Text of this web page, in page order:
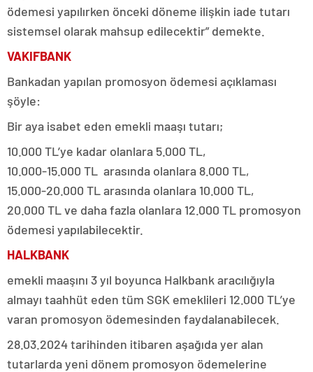
ödemesi yapılırken önceki döneme ilişkin iade tutarı
sistemsel olarak mahsup edilecektir” demekte.
VAKIFBANK
Bankadan yapılan promosyon ödemesi açıklaması
şöyle:
Bir aya isabet eden emekli maaşı tutarı;
10.000 TL’ye kadar olanlara 5.000 TL,
10.000-15.000 TL arasında olanlara 8.000 TL,
15.000-20.000 TL arasında olanlara 10.000 TL,
20.000 TL ve daha fazla olanlara 12.000 TL promosyon
ödemesi yapılabilecektir.
HALKBANK
emekli maaşını 3 yıl boyunca Halkbank aracılığıyla
almayı taahhüt eden tüm SGK emeklileri 12.000 TL’ye
varan promosyon ödemesinden faydalanabilecek.
28.03.2024 tarihinden itibaren aşağıda yer alan
tutarlarda yeni dönem promosyon ödemelerine